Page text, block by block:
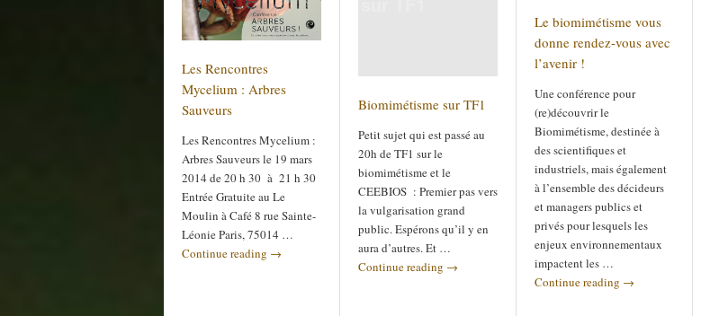
Les Rencontres
Mycelium : Arbres
Sauveurs
Les Rencontres Mycelium :
Arbres Sauveurs le 19 mars
2014 de 20 h 30 à 21 h 30
Entrée Gratuite au Le
Moulin à Café 8 rue Sainte-
Léonie Paris, 75014 …
Continue reading →
Biomimétisme sur TF1
Petit sujet qui est passé au
20h de TF1 sur le
biomimétisme et le
CEEBIOS : Premier pas vers
la vulgarisation grand
public. Espérons qu’il y en
aura d’autres. Et …
Continue reading →
Le biomimétisme vous
donne rendez-vous avec
l’avenir !
Une conférence pour
(re)découvrir le
Biomimétisme, destinée à
des scientifiques et
industriels, mais également
à l’ensemble des décideurs
et managers publics et
privés pour lesquels les
enjeux environnementaux
impactent les …
Continue reading →